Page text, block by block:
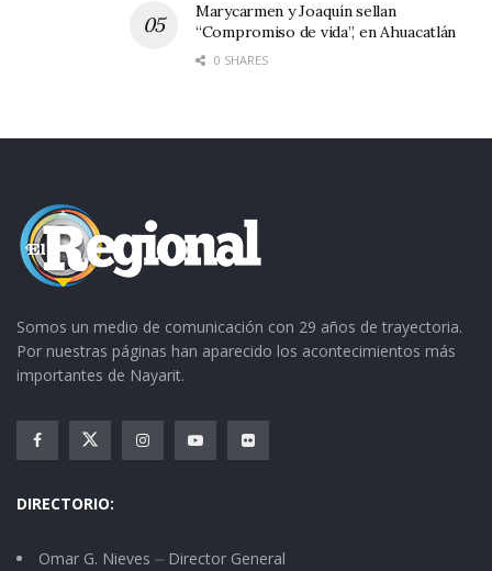
Marycarmen y Joaquín sellan
“Compromiso de vida”, en Ahuacatlán
0 SHARES
Somos un medio de comunicación con 29 años de trayectoria.
Por nuestras páginas han aparecido los acontecimientos más
importantes de Nayarit.
DIRECTORIO:
Omar G. Nieves ⏤ Director General